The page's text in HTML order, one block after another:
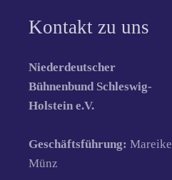
Kontakt zu uns
Niederdeutscher
Bühnenbund Schleswig-
Holstein e.V.
Geschäftsführung:Mareike
Münz